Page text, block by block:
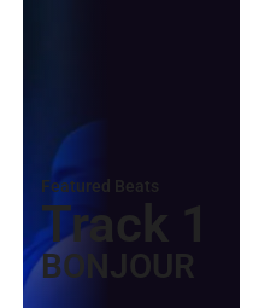
Featured Beats
Track 1
BONJOUR